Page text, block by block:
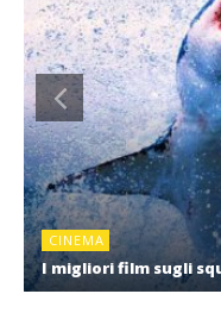
CINEMA
I migliori film sugli